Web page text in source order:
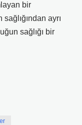
bir
ayrı
sağlığı bir